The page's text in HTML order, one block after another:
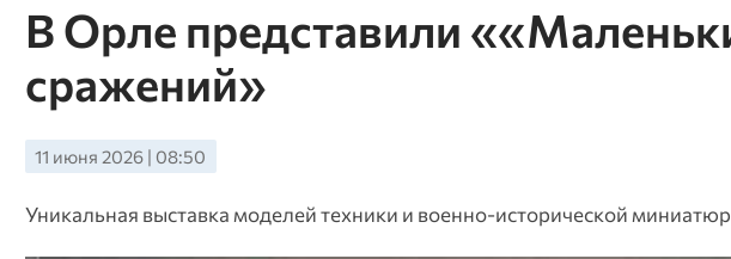
В Орле представили
сражений»
11 июня 2026 | 08:50
Уникальная выставка моделей техники и военно-исторической